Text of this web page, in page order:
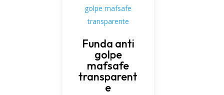
Funda anti
golpe
mafsafe
transparent
e